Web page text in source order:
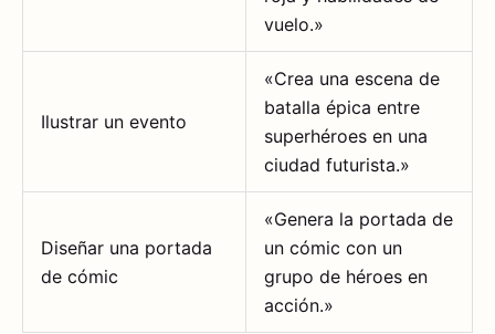
vuelo.»
Ilustrar un evento
«Crea una escena de
batalla épica entre
superhéroes en una
ciudad futurista.»
Diseñar una portada
de cómic
«Genera la portada de
un cómic con un
grupo de héroes en
acción.»